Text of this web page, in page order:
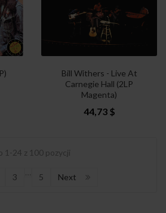
Bill Withers - Live At
Carnegie Hall (2LP
Magenta)
44,73 $
1-24 z 100 pozycji
3 5 Next